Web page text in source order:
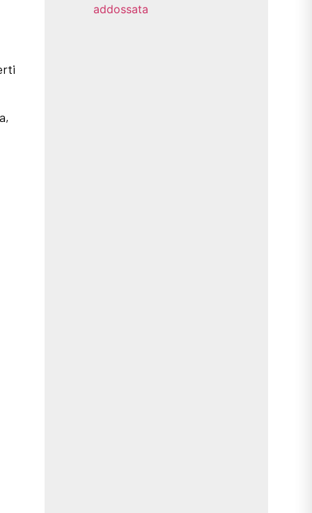
addossata